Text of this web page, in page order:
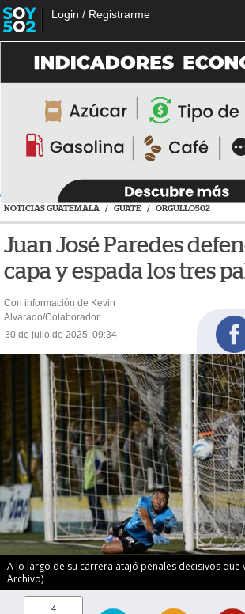
Login / Registrarme
NOTICIAS GUATEMALA / GUATE / ORGULLO502
Juan José Paredes
capa y espada los tres
Con información de Kevin
Alvarado/Colaborador
30 de julio de 2025, 09:34
A lo largo de su carrera atajó penales decisivos que
Archivo)
4